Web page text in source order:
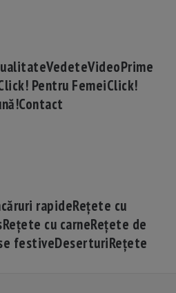
VedeteVideoPrime
Pentru FemeiClick!
Contact
rapideRețete cu
Rețete cu carneRețete de
festiveDeserturiRețete